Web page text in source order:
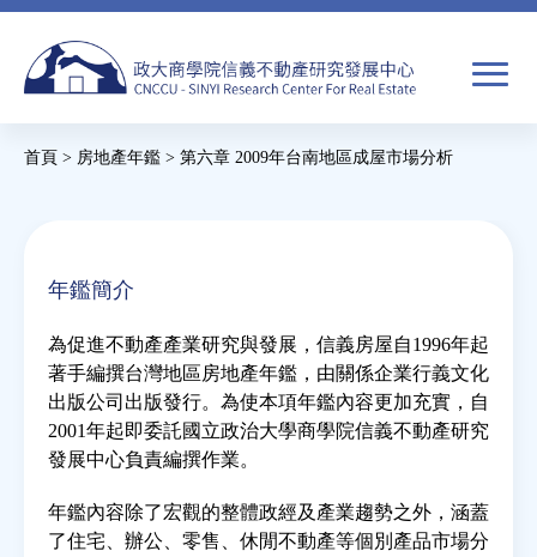
Jump
navigation
表
搜
焦點新聞
教育推廣
房市分析
研究獎勵
這
首頁 > 房地產年鑑 > 第六章 2009年台南地區成屋市場分析
年鑑簡介
為促進不動產產業研究與發展，信義房屋自1996年起
著手編撰台灣地區房地產年鑑，由關係企業行義文化
出版公司出版發行。為使本項年鑑內容更加充實，自
2001年起即委託國立政治大學商學院信義不動產研究
發展中心負責編撰作業。
年鑑內容除了宏觀的整體政經及產業趨勢之外，涵蓋
了住宅、辦公、零售、休閒不動產等個別產品市場分